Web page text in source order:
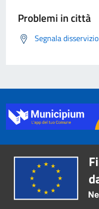
Problemi in città
Segnala disservizio